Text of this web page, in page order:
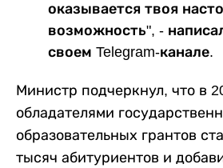
оказывается твоя
возможность", -
своем Telegram-канале.
Министр подчеркнул, что в
обладателями
образовательных грантов
тысяч абитуриентов и